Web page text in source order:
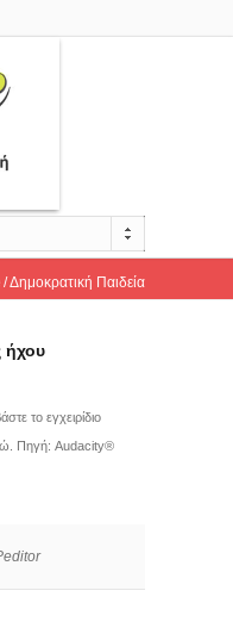
Δημοκρατική Παιδεία
ήχου
το εγχειρίδιο
Πηγή: Audacity®